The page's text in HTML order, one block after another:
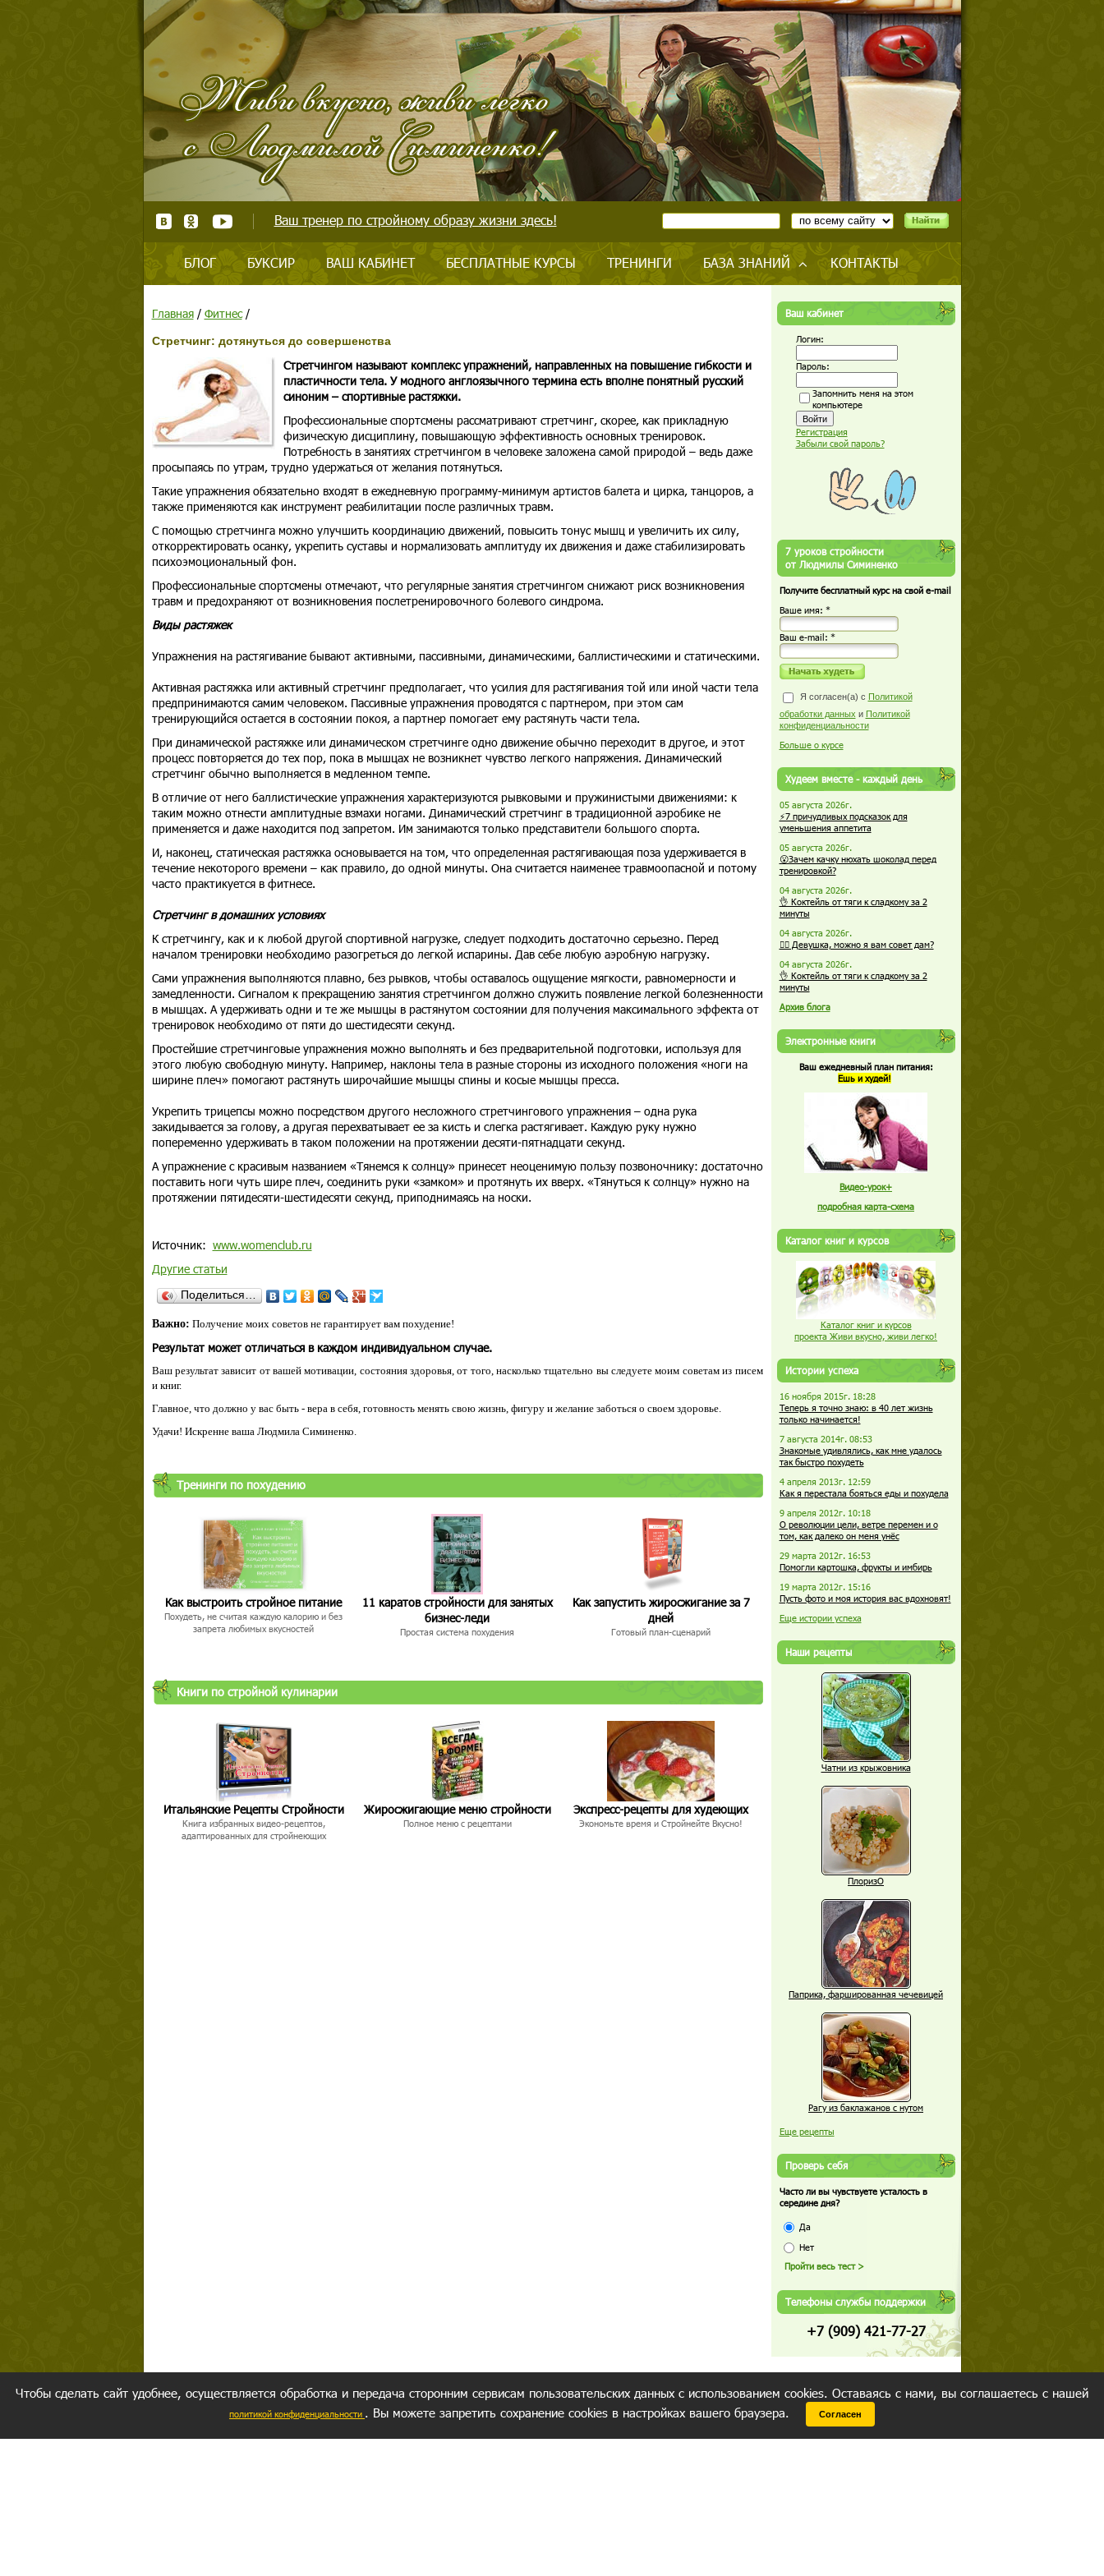
Ваш тренер по стройному образу жизни здесь!
БЛОГ БУКСИР ВАШ КАБИНЕТ БЕСПЛАТНЫЕ КУРСЫ ТРЕНИНГИ БАЗА ЗНАНИЙ КОНТАКТЫ
Главная/ Фитнес/
Стретчинг: дотянуться до совершенства
Стретчингом называют комплекс упражнений, направленных на повышение гибкости и
пластичности тела. У модного англоязычного термина есть вполне понятный русский
синоним – спортивные растяжки.
Профессиональные спортсмены рассматривают стретчинг, скорее, как прикладную
физическую дисциплину, повышающую эффективность основных тренировок.
Потребность в занятиях стретчингом в человеке заложена самой природой – ведь даже
просыпаясь по утрам, трудно удержаться от желания потянуться.
Такие упражнения обязательно входят в ежедневную программу-минимум артистов балета и цирка, танцоров, а
также применяются как инструмент реабилитации после различных травм.
С помощью стретчинга можно улучшить координацию движений, повысить тонус мышц и увеличить их силу,
откорректировать осанку, укрепить суставы и нормализовать амплитуду их движения и даже стабилизировать
психоэмоциональный фон.
Профессиональные спортсмены отмечают, что регулярные занятия стретчингом снижают риск возникновения
травм и предохраняют от возникновения послетренировочного болевого синдрома.
Виды растяжек
Упражнения на растягивание бывают активными, пассивными, динамическими, баллистическими и статическими.
Активная растяжка или активный стретчинг предполагает, что усилия для растягивания той или иной части тела
предпринимаются самим человеком. Пассивные упражнения проводятся с партнером, при этом сам
тренирующийся остается в состоянии покоя, а партнер помогает ему растянуть части тела.
При динамической растяжке или динамическом стретчинге одно движение обычно переходит в другое, и этот
процесс повторяется до тех пор, пока в мышцах не возникнет чувство легкого напряжения. Динамический
стретчинг обычно выполняется в медленном темпе.
В отличие от него баллистические упражнения характеризуются рывковыми и пружинистыми движениями: к
таким можно отнести амплитудные взмахи ногами. Динамический стретчинг в традиционной аэробике не
применяется и даже находится под запретом. Им занимаются только представители большого спорта.
И, наконец, статическая растяжка основывается на том, что определенная растягивающая поза удерживается в
течение некоторого времени – как правило, до одной минуты. Она считается наименее травмоопасной и потому
часто практикуется в фитнесе.
Стретчинг в домашних условиях
К стретчингу, как и к любой другой спортивной нагрузке, следует подходить достаточно серьезно. Перед
началом тренировки необходимо разогреться до легкой испарины. Дав себе любую аэробную нагрузку.
Сами упражнения выполняются плавно, без рывков, чтобы оставалось ощущение мягкости, равномерности и
замедленности. Сигналом к прекращению занятия стретчингом должно служить появление легкой болезненности
в мышцах. А удерживать одни и те же мышцы в растянутом состоянии для получения максимального эффекта от
тренировок необходимо от пяти до шестидесяти секунд.
Простейшие стретчинговые упражнения можно выполнять и без предварительной подготовки, используя для
этого любую свободную минуту. Например, наклоны тела в разные стороны из исходного положения «ноги на
ширине плеч» помогают растянуть широчайшие мышцы спины и косые мышцы пресса.
Укрепить трицепсы можно посредством другого несложного стретчингового упражнения – одна рука
закидывается за голову, а другая перехватывает ее за кисть и слегка растягивает. Каждую руку нужно
попеременно удерживать в таком положении на протяжении десяти-пятнадцати секунд.
А упражнение с красивым названием «Тянемся к солнцу» принесет неоценимую пользу позвоночнику: достаточно
поставить ноги чуть шире плеч, соединить руки «замком» и протянуть их вверх. «Тянуться к солнцу» нужно на
протяжении пятидесяти-шестидесяти секунд, приподнимаясь на носки.
Источник: www.womenclub.ru
Другие статьи
Поделиться…
Важно: Получение моих советов не гарантирует вам похудение!
Результат может отличаться в каждом индивидуальном случае.
Ваш результат зависит от вашей мотивации, состояния здоровья, от того, насколько тщательно вы следуете моим советам из писем
и книг.
Главное, что должно у вас быть - вера в себя, готовность менять свою жизнь, фигуру и желание заботься о своем здоровье.
Удачи! Искренне ваша Людмила Симиненко.
Тренинги по похудению
Как выстроить стройное питание
Похудеть, не считая каждую калорию и без
запрета любимых вкусностей
11 каратов стройности для занятых
бизнес-леди
Простая система похудения
Как запустить жиросжигание за 7
дней
Готовый план-сценарий
Книги по стройной кулинарии
Итальянские Рецепты Стройности
Книга избранных видео-рецептов,
адаптированных для стройнеющих
Жиросжигающие меню стройности
Полное меню с рецептами
Экспресс-рецепты для худеющих
Экономьте время и Стройнейте Вкусно!
Ваш кабинет
Логин:
Пароль:
Запомнить меня на этом
компьютере
Регистрация
Забыли свой пароль?
7 уроков стройности
от Людмилы Симиненко
Получите бесплатный курс на свой e-mail
Ваше имя: *
Ваш е-mail: *
Я согласен(а) с Политикой
обработки данных и Политикой
конфиденциальности
Больше о курсе
Худеем вместе - каждый день
05 августа 2026г.
⚡7 причудливых подсказок для
уменьшения аппетита
05 августа 2026г.
😮Зачем качку нюхать шоколад перед
тренировкой?
04 августа 2026г.
👌 Коктейль от тяги к сладкому за 2
минуты
04 августа 2026г.
🏋️‍♀️ Девушка, можно я вам совет дам?
04 августа 2026г.
👌 Коктейль от тяги к сладкому за 2
минуты
Архив блога
Электронные книги
Ваш ежедневный план питания:
Ешь и худей!
Видео-урок+
подробная карта-схема
Каталог книг и курсов
Каталог книг и курсов
проекта Живи вкусно, живи легко!
Истории успеха
16 ноября 2015г. 18:28
Теперь я точно знаю: в 40 лет жизнь
только начинается!
7 августа 2014г. 08:53
Знакомые удивлялись, как мне удалось
так быстро похудеть
4 апреля 2013г. 12:59
Как я перестала бояться еды и похудела
9 апреля 2012г. 10:18
О революции цели, ветре перемен и о
том, как далеко он меня унёс
29 марта 2012г. 16:53
Помогли картошка, фрукты и имбирь
19 марта 2012г. 15:16
Пусть фото и моя история вас вдохновят!
Еще истории успеха
Наши рецепты
Чатни из крыжовника
ПлоризО
Паприка, фаршированная чечевицей
Рагу из баклажанов с нутом
Еще рецепты
Проверь себя
Часто ли вы чувствуете усталость в
середине дня?
Да
Нет
Телефоны службы поддержки
+7 (909) 421-77-27
Чтобы сделать сайт удобнее, осуществляется обработка и передача сторонним сервисам пользовательских данных с использованием cookies. Оставаясь с нами, вы соглашаетесь с нашей
политикой конфиденциальности . Вы можете запретить сохранение cookies в настройках вашего браузера. Согласен